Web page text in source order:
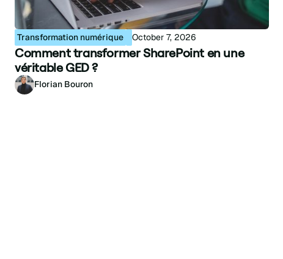
Transformation numérique October 7, 2026
Comment transformer SharePoint en une
véritable GED ?
Florian Bouron